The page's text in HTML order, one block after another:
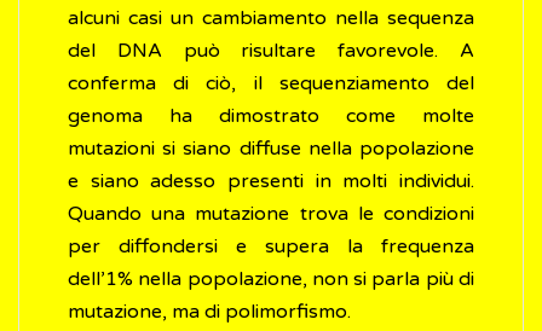
alcuni casi un cambiamento nella sequenza
del DNA può risultare favorevole. A
conferma di ciò, il sequenziamento del
genoma ha dimostrato come molte
mutazioni si siano diffuse nella popolazione
e siano adesso presenti in molti individui.
Quando una mutazione trova le condizioni
per diffondersi e supera la frequenza
dell’1% nella popolazione, non si parla più di
mutazione, ma di polimorfismo.